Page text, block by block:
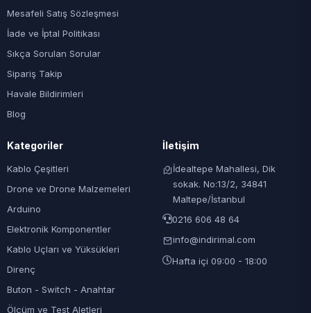
Mesafeli Satış Sözleşmesi
İade ve İptal Politikası
Sıkça Sorulan Sorular
Sipariş Takip
Havale Bildirimleri
Blog
Kategoriler
Kablo Çeşitleri
Drone ve Drone Malzemeleri
Arduino
Elektronik Komponentler
Kablo Uçları ve Yüksükleri
Direnç
Buton - Switch - Anahtar
Ölçüm ve Test Aletleri
İletişim
İdealtepe Mahallesi, Dik
sokak. No:13/2, 34841
Maltepe/İstanbul
0216 606 48 64
info@indirimal.com
Hafta içi 09:00 - 18:00